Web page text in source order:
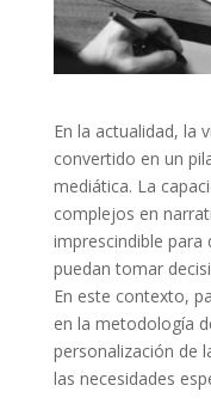
En la actualidad, la
convertido en un
mediática. La
complejos en
imprescindible para
puedan tomar
En este contexto,
en la metodología
personalización de
las necesidades